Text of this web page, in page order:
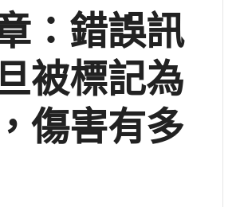
：錯誤訊
被標記為
傷害有多